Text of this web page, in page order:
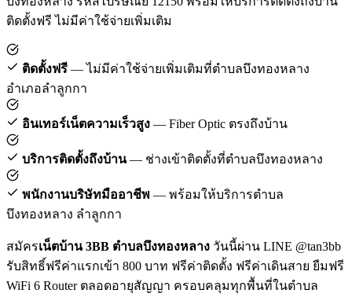
ติดตั้งฟรี ไม่มีค่าใช้จ่ายเพิ่มเติม
ติดตั้งฟรี — ไม่มีค่าใช้จ่ายเพิ่มเติมที่ตำบลบึงทองหลาง
อำเภอลำลูกกา
อินเทอร์เน็ตความเร็วสูง — Fiber Optic ตรงถึงบ้าน
บริการติดตั้งถึงบ้าน— ช่างเข้าติดตั้งที่ตำบลบึงทองหลาง
พนักงานบริษัทมืออาชีพ — พร้อมให้บริการตำบล
บึงทองหลาง ลำลูกกา
สมัครเน็ตบ้าน 3BB ตำบลบึงทองหลาง วันนี้ผ่าน LINE @tan3bb
รับสิทธิ์ฟรีค่าแรกเข้า 800 บาท ฟรีค่าติดตั้ง ฟรีค่าเดินสาย ยืมฟรี
WiFi 6 Router ตลอดอายุสัญญา ครอบคลุมทุกพื้นที่ในตำบล